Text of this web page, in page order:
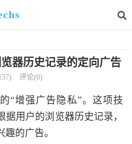
器历史记录的定向广告
评论(0)
“增强广告隐私”。这项技
用户的浏览器历史记录，
的广告。